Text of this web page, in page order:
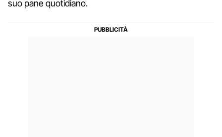
suo pane quotidiano.